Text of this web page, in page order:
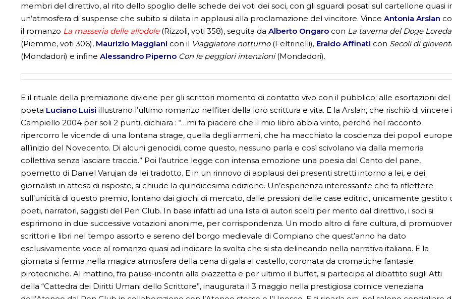
membri del direttivo, al rito dello spoglio delle schede dei voti dei soci, con gli sguardi posati sul cartellone quasi
un’atmosfera di suspense che subito si dilata in applausi alla proclamazione del vincitore. VinceAntonia Arslan
il romanzo La masseria delle allodole(Rizzoli, voti 358), seguita daAlberto Ongaro con La taverna del Doge
(Piemme, voti 306), Maurizio Maggiani con il Viaggiatore notturno(Feltrinelli), Eraldo Affinati con Secoli di
(Mondadori) e infineAlessandro Piperno Con le peggiori intenzioni(Mondadori).
E il rituale della premiazione diviene per gli scrittori momento di contatto vivo con il pubblico: alle esortazioni del
poeta Luciano Luisi illustrano l’ultimo romanzo nell’iter della loro scrittura e vita. E la Arslan, che rischiò di vincere
Campiello 2004 per soli 2 punti, dichiara : “…mi fa piacere che il mio libro abbia vinto, perché nel racconto
ripercorro le vicende di una lontana strage, quella degli armeni, che ha macchiato la coscienza dei popoli
all’inizio del Novecento. Di alcuni genocidi, come questo, nessuno parla e così scivolano via dalla memoria
collettiva senza lasciare traccia.” Poi l’autrice legge con intensa emozione una poesia dal Canto del pane,
poemetto di Daniel Varujan da lei tradotto. E in un rinnovo di applausi dei presenti stretti intorno a lei, e dei
giornalisti in attesa di risposte, si chiude la quindicesima edizione. Un’esperienza interessante che fa riflettere
sull’unicità di questo premio, lontano dai giochi di mercato, dalle pressioni delle case editrici, unicamente gestito
poeti, narratori, saggisti del Pen Club. In base infatti ad una lista di autori scelti per merito dal direttivo, i soci si
esprimono in due successive votazioni anonime, per corrispondenza. Un modo altro di fare cultura, di
scrittori e libri nel tempo assorto e sereno del borgo medievale di Compiano che quest’anno ha dato
esclusivamente voce al romanzo quasi ad indicare la svolta che si sta delineando nella narrativa italiana. E la
giornata si ferma nella magica atmosfera della cena di gala al castello, coronata da cromatiche fantasie
pirotecniche. Al mattino, fra pause-incontri alla piazzetta e per ultimo il buffet, si partecipa al dibattito sugli Atti
della “Cattedra dei Diritti Umani dello Scrittore”, inaugurata il 3 maggio nella prestigiosa cornice veneziana